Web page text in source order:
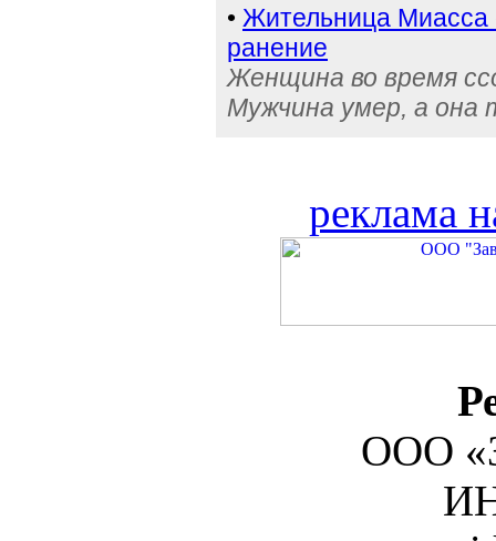
• Жительница Миасса
ранение
Женщина во время
Мужчина умер, а она
реклама
ООО